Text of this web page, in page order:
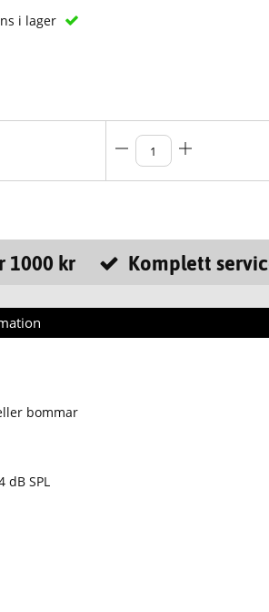
i lager
1000 kr Komplett
bommar
SPL